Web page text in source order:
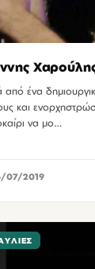
από ένα
και
να μο…
07/2019